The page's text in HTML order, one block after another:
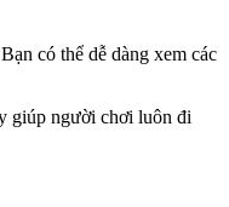
có thể dễ dàng xem các
giúp người chơi luôn đi